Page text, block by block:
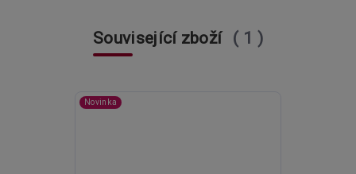
Související zboží 1
Novinka